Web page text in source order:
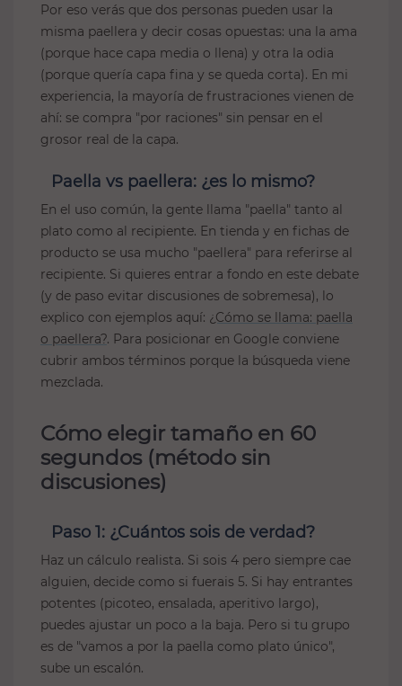
10.2. ¿Qué es "nivel dios" en una paella?
10.3. ¿Puedo fiarme al 100% de una
tabla de raciones?
10.4. ¿Qué tamaño de paellera
10.5. ¿Qué hago si a veces somos 4 y
Por eso verás que dos personas pueden usar la
misma paellera y decir cosas opuestas: una la ama
(porque hace capa media o llena) y otra la odia
(porque quería capa fina y se queda corta). En mi
experiencia, la mayoría de frustraciones vienen de
ahí: se compra "por raciones" sin pensar en el
grosor real de la capa.
Paella vs paellera: ¿es lo mismo?
En el uso común, la gente llama "paella" tanto al
plato como al recipiente. En tienda y en fichas de
producto se usa mucho "paellera" para referirse al
recipiente. Si quieres entrar a fondo en este debate
(y de paso evitar discusiones de sobremesa), lo
explico con ejemplos aquí: ¿Cómo se llama: paella
o paellera?. Para posicionar en Google conviene
cubrir ambos términos porque la búsqueda viene
mezclada.
Cómo elegir tamaño en 60
segundos (método sin
discusiones)
Paso 1: ¿Cuántos sois de verdad?
Haz un cálculo realista. Si sois 4 pero siempre cae
alguien, decide como si fuerais 5. Si hay entrantes
potentes (picoteo, ensalada, aperitivo largo),
puedes ajustar un poco a la baja. Pero si tu grupo
es de "vamos a por la paella como plato único",
sube un escalón.